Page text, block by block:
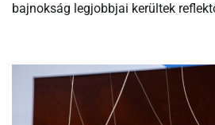
bajnokság legjobbjai kerültek